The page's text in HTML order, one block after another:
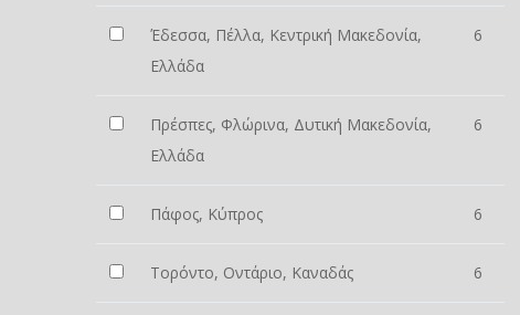
Έδεσσα, Πέλλα, Κεντρική Μακεδονία,
Ελλάδα
6
Πρέσπες, Φλώρινα, Δυτική Μακεδονία,
Ελλάδα
6
Πάφος, Κύπρος 6
Τορόντο, Οντάριο, Καναδάς 6